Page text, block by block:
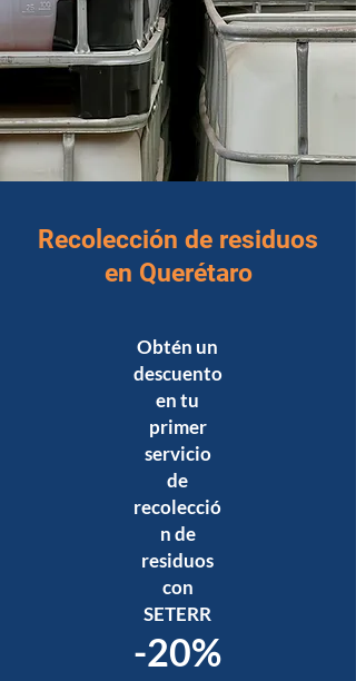
Recolección de residuos
en Querétaro
Obtén un
descuento
en tu
primer
servicio
de
recolecció
n de
residuos
con
SETERR
-20%